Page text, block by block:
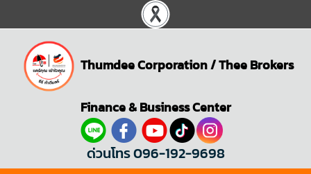
Thumdee Corporation/Thee Brokers
Finance & Business Center
ด่วนโทร 096-192-9698